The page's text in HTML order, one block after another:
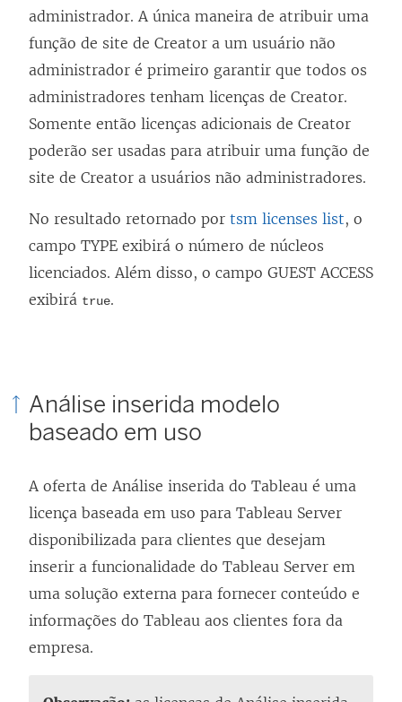
administrador. A única maneira de atribuir uma
função de site de Creator a um usuário não
administrador é primeiro garantir que todos os
administradores tenham licenças de Creator.
Somente então licenças adicionais de Creator
poderão ser usadas para atribuir uma função de
site de Creator a usuários não administradores.
No resultado retornado por tsm licenses list, o
campo TYPE exibirá o número de núcleos
licenciados. Além disso, o campo GUEST ACCESS
exibirá true.
Análise inserida modelo
baseado em uso
A oferta de Análise inserida do Tableau é uma
licença baseada em uso para Tableau Server
disponibilizada para clientes que desejam
inserir a funcionalidade do Tableau Server em
uma solução externa para fornecer conteúdo e
informações do Tableau aos clientes fora da
empresa.